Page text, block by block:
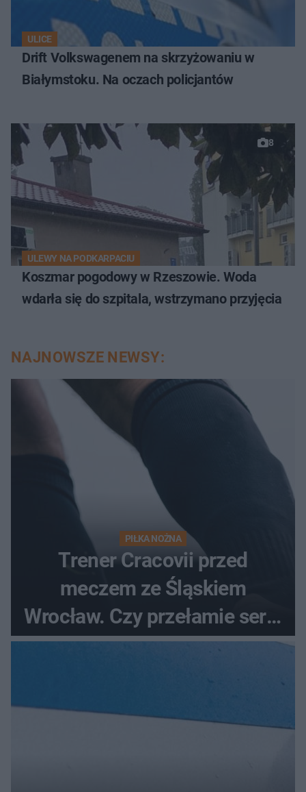
ULICE
Drift Volkswagenem na skrzyżowaniu w
Białymstoku. Na oczach policjantów
8
ULEWY NA PODKARPACIU
Koszmar pogodowy w Rzeszowie. Woda
wdarła się do szpitala, wstrzymano przyjęcia
NAJNOWSZE NEWSY:
PIŁKA NOŻNA
Trener Cracovii przed
meczem ze Śląskiem
Wrocław. Czy przełamie serię
bez wygranej?